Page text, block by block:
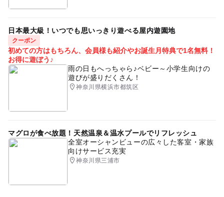
日本最大級！いつでも思いっきり遊べる屋内遊園地
クーポン
初めての方はもちろん、会員様も紹介やお誕生月特典で1名無料！
お得に遊ぼう♪
雨の日もへっちゃら♪ベビー～小学生向けの
遊びが盛りだくさん！
神奈川県横浜市都筑区
マグロが食べ放題！天然温泉＆温水プールでリフレッシュ
全室オーシャンビューの広々した客室・家族
向けサービス充実
神奈川県三浦市